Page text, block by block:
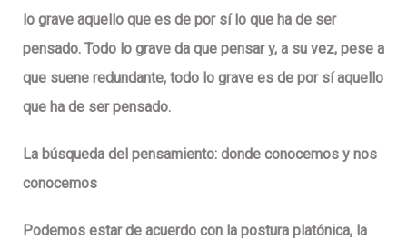
lo grave aquello que es de por sí lo que ha de ser
pensado. Todo lo grave da que pensar y, a su vez, pese a
que suene redundante, todo lo grave es de por sí aquello
que ha de ser pensado.
La búsqueda del pensamiento: donde conocemos y nos
conocemos
Podemos estar de acuerdo con la postura platónica, la